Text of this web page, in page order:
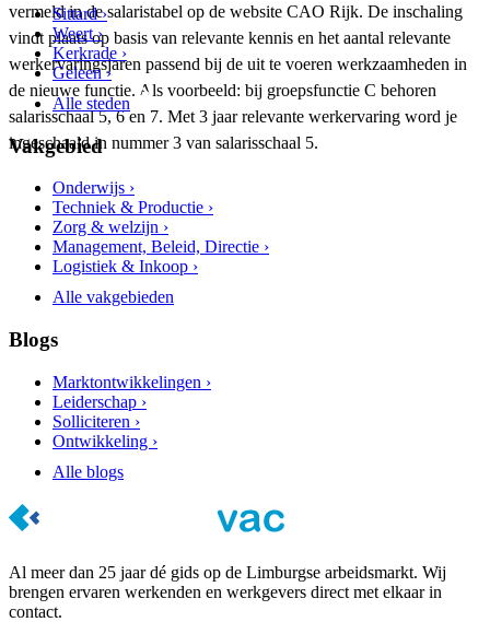
vermeld in de salaristabel op de website CAO Rijk. De inschaling
vindt plaats op basis van relevante kennis en het aantal relevante
werkervaringsjaren passend bij de uit te voeren werkzaamheden in
de nieuwe functie. Als voorbeeld: bij groepsfunctie C behoren
salarisschaal 5, 6 en 7. Met 3 jaar relevante werkervaring word je
ingeschaald in nummer 3 van salarisschaal 5.
Sittard ›
Weert ›
Kerkrade ›
Geleen ›
Alle steden
Vakgebied
Onderwijs ›
Techniek & Productie ›
Zorg & welzijn ›
Management, Beleid, Directie ›
Logistiek & Inkoop ›
Alle vakgebieden
Blogs
Marktontwikkelingen ›
Leiderschap ›
Solliciteren ›
Ontwikkeling ›
Alle blogs
Al meer dan 25 jaar dé gids op de Limburgse arbeidsmarkt. Wij
brengen ervaren werkenden en werkgevers direct met elkaar in
contact.